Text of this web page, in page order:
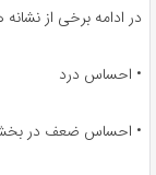
در ادامه برخی از
• احساس درد
• احساس ضعف در